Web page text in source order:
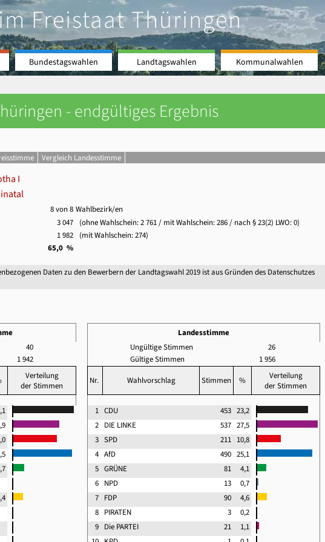
Freistaat Thüringen
Bundestagswahlen Landtagswahlen Kommunalwahlen
- endgültiges Ergebnis
Vergleich Landesstimme
I
8 von 8 Wahlbezirk/en
3 047 (ohne Wahlschein:2 761 / mit Wahlschein: 286 / nach § 23(2) LWO: 0)
1 982
(mit Wahlschein: 274)
65,0 %
Daten zu den Bewerbern der Landtagswahl 2019 ist aus Gründen des Datenschutzes
40
1 942
Verteilung
der Stimmen
Landesstimme
Ungültige Stimmen
26
Gültige Stimmen
1 956
Nr. Wahlvorschlag Stimmen %
Verteilung
der Stimmen
1 CDU 453 23,2
2 DIE LINKE 537 27,5
3 SPD 211 10,8
4 AfD 490 25,1
5 GRÜNE 81
4,1
6 NPD 13
0,7
7 FDP 90
4,6
8 PIRATEN 3
0,2
9 Die PARTEI 21
1,1